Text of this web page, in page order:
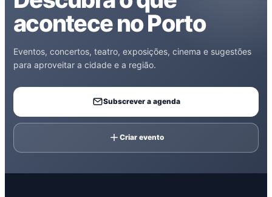
acontece no Porto
Eventos, concertos, teatro, exposições, cinema e sugestões
para aproveitar a cidade e a região.
Subscrever a agenda
Criar evento